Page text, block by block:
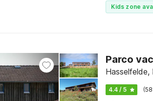
Kids zone
Parco
Hasselfelde,
4.4 / 5